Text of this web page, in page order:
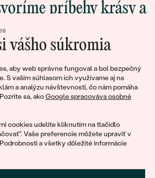
vášho súkromia
aby web správne fungoval a bol bezpečný
S vaším súhlasom ich využívame aj na
a analýzu návštevnosti, čo nám pomáha
sa, akoGoogle spracováva osobné
cookies udelíte kliknutím na tlačidlo
Vaše preferencie môžete upraviť v
a všetky dôležité informácie
príbehy krásy a